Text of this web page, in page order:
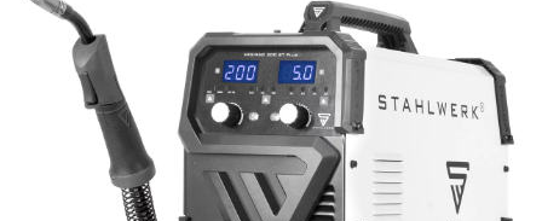
Butelii gaz
Consumabile, accesorii laser
Pistolete sudura MIG/MAG
Pistolete sudura TIG/WIG
Aparate de taiere cu plasma
Incalzitoare, sobe cu ulei ars